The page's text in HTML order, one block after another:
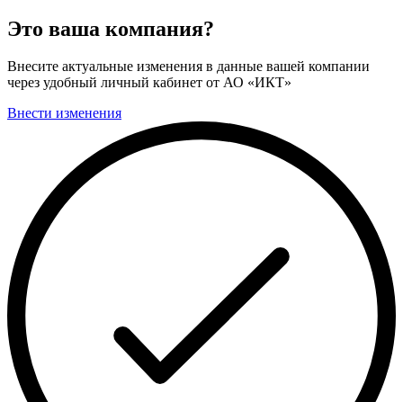
Это ваша компания?
Внесите актуальные изменения в данные вашей компании
через удобный личный кабинет от АО «ИКТ»
Внести изменения